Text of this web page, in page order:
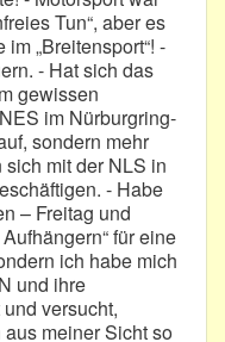
Tun“, aber es
„Breitensport“! -
- Hat sich das
gewissen
im Nürburgring-
sondern mehr
sich mit der NLS in
- Habe
– Freitag und
für eine
ich habe mich
und ihre
versucht,
meiner Sicht so